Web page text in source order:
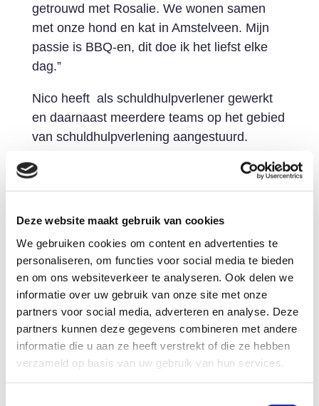
Deze website maakt gebruik van cookies
We gebruiken cookies om content en advertenties te
personaliseren, om functies voor social media te bieden
en om ons websiteverkeer te analyseren. Ook delen we
informatie over uw gebruik van onze site met onze
partners voor social media, adverteren en analyse. Deze
partners kunnen deze gegevens combineren met andere
informatie die u aan ze heeft verstrekt of die ze hebben
verzameld op basis van uw gebruik van hun services.
getrouwd met Rosalie. We wonen samen
met onze hond en kat in Amstelveen. Mijn
passie is BBQ-en, dit doe ik het liefst elke
dag.”
Nico heeft als schuldhulpverlener gewerkt
en daarnaast meerdere teams op het gebied
van schuldhulpverlening aangestuurd.
werkvloer speelt en hoe zaken effectiever
zouden kunnen worden ingericht.
Nico is pas tevreden over zijn werk wanneer
mensen met financiële problemen
daadwerkelijk sneller worden geholpen.
Over het Schuldenknooppunt zegt
Nico
“ Ik zie het Schuldenknooppunt als een
innovatie die het schuldenregelen kan